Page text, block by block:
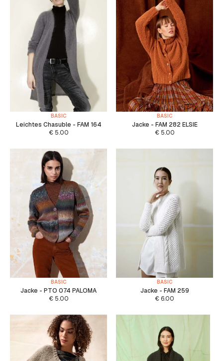
BASIC
Leichtes Chasuble - FAM 164
€5.00
BASIC
Jacke - FAM 282 ELSIE
€5.00
BASIC
Jacke - PTO 074 PALOMA
€5.00
BASIC
Jacke - FAM 259
€ 6.00